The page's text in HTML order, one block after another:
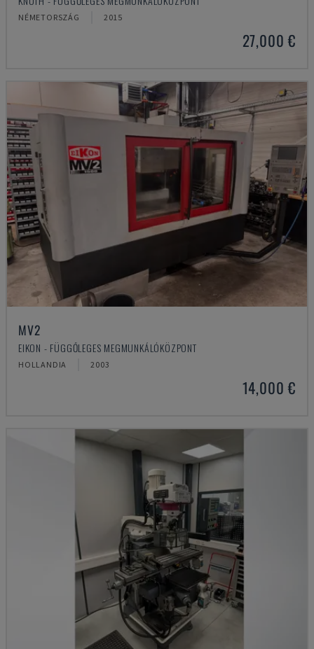
NÉMETORSZÁG 2015
27,000 €
MV2
EIKON - FÜGGŐLEGES MEGMUNKÁLÓKÖZPONT
HOLLANDIA 2003
14,000 €